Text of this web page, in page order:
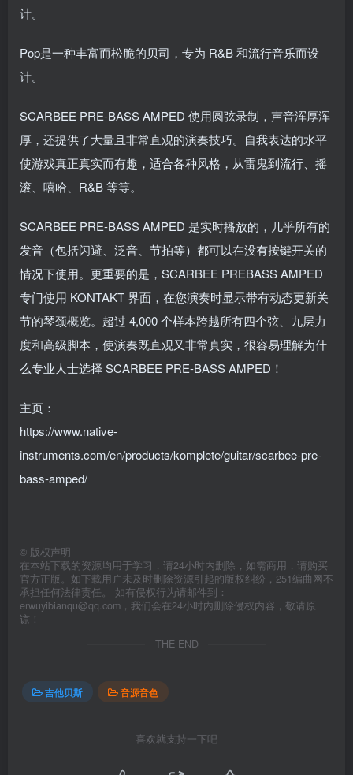
计。
Pop是一种丰富而松脆的贝司，专为 R&B 和流行音乐而设
计。
SCARBEE PRE-BASS AMPED 使用圆弦录制，声音浑厚浑
厚，还提供了大量且非常直观的演奏技巧。自我表达的水平
使游戏真正真实而有趣，适合各种风格，从雷鬼到流行、摇
滚、嘻哈、R&B 等等。
SCARBEE PRE-BASS AMPED 是实时播放的，几乎所有的
发音（包括闪避、泛音、节拍等）都可以在没有按键开关的
情况下使用。更重要的是，SCARBEE PREBASS AMPED
专门使用 KONTAKT 界面，在您演奏时显示带有动态更新关
节的琴颈概览。超过 4,000 个样本跨越所有四个弦、九层力
度和高级脚本，使演奏既直观又非常真实，很容易理解为什
么专业人士选择 SCARBEE PRE-BASS AMPED！
主页：
https://www.native-
instruments.com/en/products/komplete/guitar/scarbee-pre-
bass-amped/
© 版权声明
在本站下载的资源均用于学习，请24小时内删除，如需商用，请购买
官方正版。如下载用户未及时删除资源引起的版权纠纷，251编曲网不
承担任何法律责任。 如有侵权行为请邮件到：
erwuyibianqu@qq.com，我们会在24小时内删除侵权内容，敬请原
谅！
THE END
吉他贝斯 音源音色
喜欢就支持一下吧